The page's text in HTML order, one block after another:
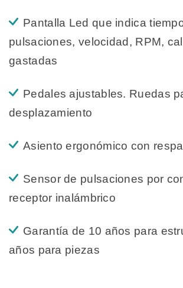
Pantalla Led que indica
pulsaciones, velocidad, RPM,
gastadas
Pedales ajustables. Ruedas
desplazamiento
Asiento ergonómico con
Sensor de pulsaciones por
receptor inalámbrico
Garantía de 10 años para
años para piezas